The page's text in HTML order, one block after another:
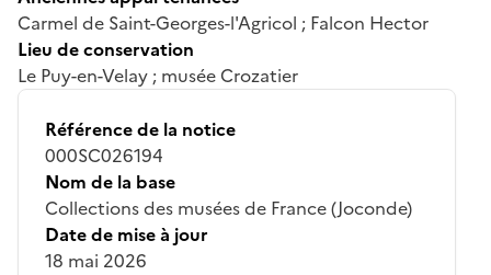
Carmel de Saint-Georges-l'Agricol ; Falcon Hector
Lieu de conservation
Le Puy-en-Velay ; musée Crozatier
Référence de la notice
000SC026194
Nom de la base
Collections des musées de France (Joconde)
Date de mise à jour
18 mai 2026